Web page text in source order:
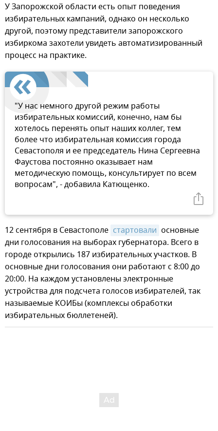
У Запорожской области есть опыт поведения
избирательных кампаний, однако он несколько
другой, поэтому представители запорожского
избиркома захотели увидеть автоматизированный
процесс на практике.
"У нас немного другой режим работы
избирательных комиссий, конечно, нам бы
хотелось перенять опыт наших коллег, тем
более что избирательная комиссия города
Севастополя и ее председатель Нина Сергеевна
Фаустова постоянно оказывает нам
методическую помощь, консультирует по всем
вопросам", - добавила Катющенко.
12 сентября в Севастополе стартовали основные
дни голосования на выборах губернатора. Всего в
городе открылись 187 избирательных участков. В
основные дни голосования они работают с 8:00 до
20:00. На каждом установлены электронные
устройства для подсчета голосов избирателей, так
называемые КОИБы (комплексы обработки
избирательных бюллетеней).